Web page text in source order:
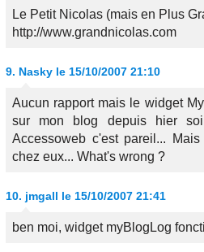
Le Petit Nicolas (mais en Plus
http://www.grandnicolas.com
9. Nasky le 15/10/2007 21:10
Aucun rapport mais le widget
sur mon blog depuis hier
Accessoweb c'est pareil...
chez eux... What's wrong ?
10. jmgall le 15/10/2007 21:41
ben moi, widget myBlogLog